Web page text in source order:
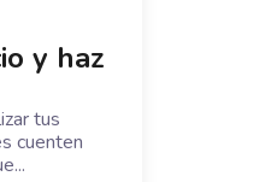
y haz
tus
cuenten